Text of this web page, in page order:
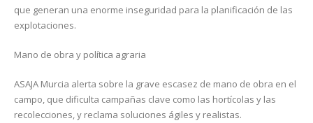
que generan una enorme inseguridad para la planificación de las
explotaciones.
Mano de obra y política agraria
ASAJA Murcia alerta sobre la grave escasez de mano de obra en el
campo, que dificulta campañas clave como las hortícolas y las
recolecciones, y reclama soluciones ágiles y realistas.